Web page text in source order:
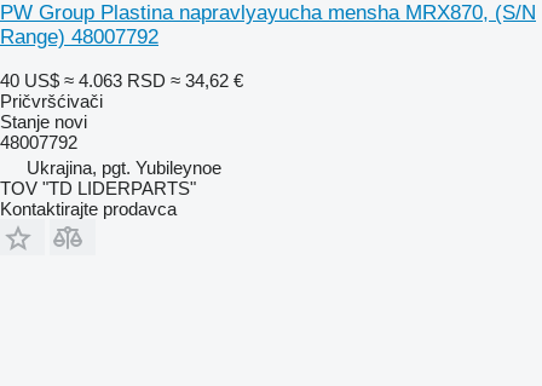
PW Group Plastina napravlyayucha mensha MRX870, (S/N
Range) 48007792
40 US$ ≈ 4.063 RSD ≈ 34,62 €
Pričvršćivači
Stanje novi
48007792
Ukrajina, pgt. Yubileynoe
TOV "TD LIDERPARTS"
Kontaktirajte prodavca